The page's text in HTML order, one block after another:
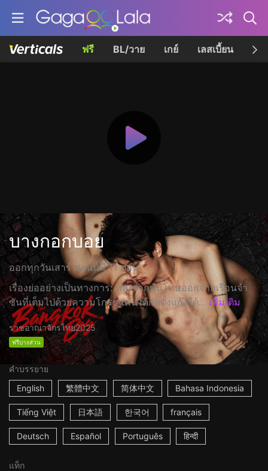
ฟรี BL/วาย เกย์ เลสเบี้ยน เค
บางกอกบอย
ออกทุกวันเสาร์ ตอนนี้มี 11 ตอน
เรื่องย่ออย่างเป็นทางการ: หลังจากพ้นโทษออกจากเรือนจำ
ซันที่เต็มไปด้วยความโกรธแค้นได้ก่อตั้งแก๊งใต้... เพิ่มเติม
ราชอาณาจักรไทย2025
ฟรีบางส่วน
คำบรรยาย
English
繁體中文 简体中文 Bahasa Indonesia
Tiếng Việt 日本語 한국어 français
Deutsch Español Português हिन्दी
แท็ก